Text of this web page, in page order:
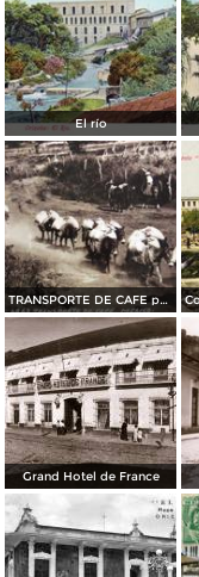
El río
TRANSPORTE DE CAFE por el fotografo HUGO BREHME
Grand Hotel de France